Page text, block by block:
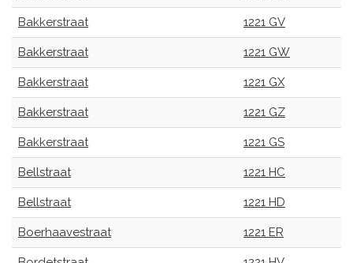
Bakkerstraat 1221 GV
Bakkerstraat 1221 GW
Bakkerstraat 1221 GX
Bakkerstraat 1221 GZ
Bakkerstraat 1221 GS
Bellstraat 1221 HC
Bellstraat 1221 HD
Boerhaavestraat 1221 ER